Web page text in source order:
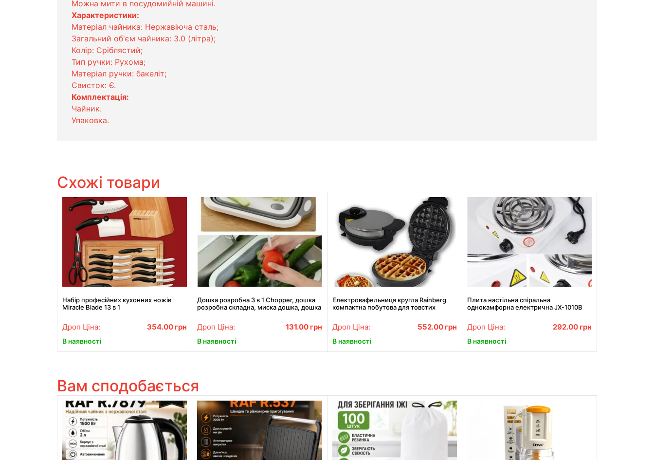
Можна мити в посудомийній машині.
Характеристики:
Матеріал чайника: Нержавіюча сталь;
Загальний об'єм чайника: 3.0 (літра);
Колір: Сріблястий;
Тип ручки: Рухома;
Матеріал ручки: бакеліт;
Свисток: Є.
Комплектація:
Чайник.
Упаковка.
Схожі товари
Набір професійних кухонних ножів
Miracle Blade 13 в 1
Дроп Ціна: 354.00 грн
В наявності
Дошка розробна 3 в 1 Chopper, дошка
розробна складна, миска дошка, дошка
Дроп Ціна: 131.00 грн
В наявності
Електровафельниця кругла Rainberg
компактна побутова для товстих
Дроп Ціна: 552.00 грн
В наявності
Плита настільна спіральна
однокамфорна електрична JX-1010B
Дроп Ціна: 292.00 грн
В наявності
Вам сподобається